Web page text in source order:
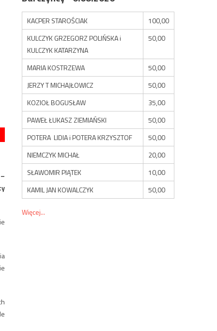
KACPER STAROŚCIAK
100,00
KULCZYK GRZEGORZ POLIŃSKA i
KULCZYK KATARZYNA
50,00
MARIA KOSTRZEWA
50,00
JERZY T MICHAJŁOWICZ
50,00
KOZIOŁ BOGUSŁAW
35,00
PAWEŁ ŁUKASZ ZIEMIAŃSKI
50,00
POTERA LIDIA i POTERA KRZYSZTOF
50,00
NIEMCZYK MICHAŁ
20,00
SŁAWOMIR PIĄTEK
10,00
KAMIL JAN KOWALCZYK
50,00
Więcej...